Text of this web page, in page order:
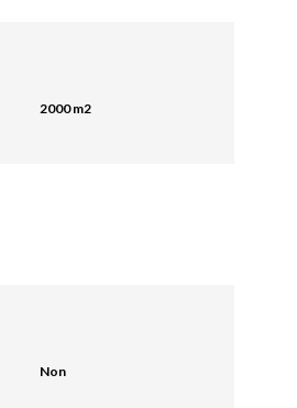
2000 m2
Non